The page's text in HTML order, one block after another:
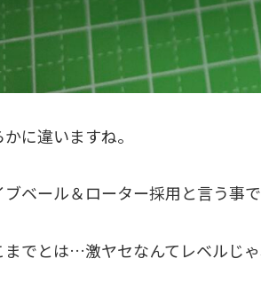
に違いますね。
ベール＆ローター採用と言う事
までとは…激ヤセなんてレベルじゃ